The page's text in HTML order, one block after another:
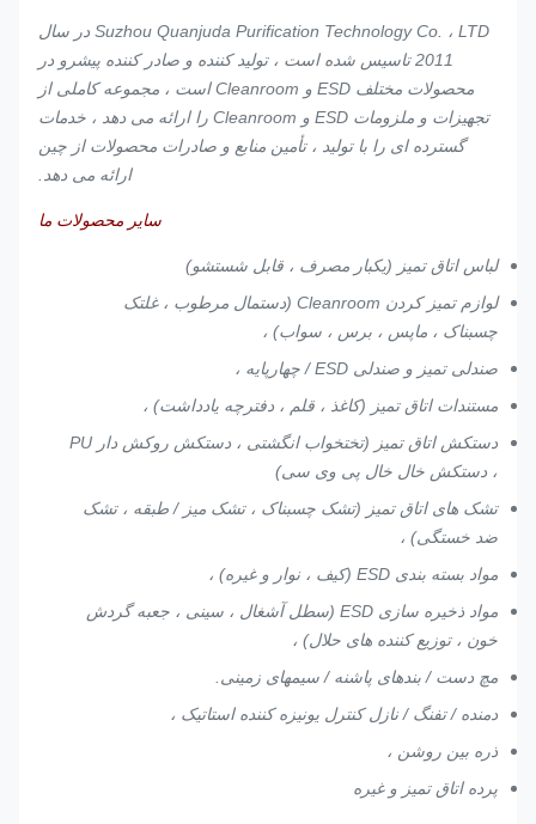
4 9001
برف پاک
بافتنی
بافتنی
70٪
پلی
استر
و 30٪
گرم
Suzhou Quanjuda Purification Technology Co. ، LTD در سال
2011 تاسیس شده است ، تولید کننده و صادر کننده پیشرو در
محصولات مختلف ESD و Cleanroom است ، مجموعه کاملی از
تجهیزات و ملزومات ESD و Cleanroom را ارائه می دهد ، خدمات
گسترده ای را با تولید ، تأمین منابع و صادرات محصولات از چین
ارائه می دهد.
سایر محصولات ما
لباس اتاق تمیز (یکبار مصرف ، قابل شستشو)
لوازم تمیز کردن Cleanroom (دستمال مرطوب ، غلتک
چسبناک ، ماپس ، برس ، سواب) ،
صندلی تمیز و صندلی ESD / چهارپایه ،
مستندات اتاق تمیز (کاغذ ، قلم ، دفترچه یادداشت) ،
دستکش اتاق تمیز (تختخواب انگشتی ، دستکش روکش دار PU
، دستکش خال خال پی وی سی)
تشک های اتاق تمیز (تشک چسبناک ، تشک میز / طبقه ، تشک
ضد خستگی) ،
مواد بسته بندی ESD (کیف ، نوار و غیره) ،
مواد ذخیره سازی ESD (سطل آشغال ، سینی ، جعبه گردش
خون ، توزیع کننده های حلال) ،
مچ دست / بندهای پاشنه / سیمهای زمینی.
دمنده / تفنگ / نازل کنترل یونیزه کننده استاتیک ،
ذره بین روشن ،
پرده اتاق تمیز و غیره